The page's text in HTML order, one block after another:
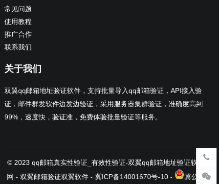
常见问题
使用教程
推广合作
联系我们
关于我们
双翼qq邮箱地址验证软件，支持批量导入qq邮箱验证，API接入验
证，邮件群发软件边发边验证，采用服务器集群验证，准确度高到
99%，速度快，验证准，免费体验批量验证等服务。
© 2023qq邮箱真实性验证_有效性验证-双翼qq邮箱地址验证软件官
网 - 双翼邮箱验证双翼软件 -冀ICP备14001670号-10 - 冀公网安